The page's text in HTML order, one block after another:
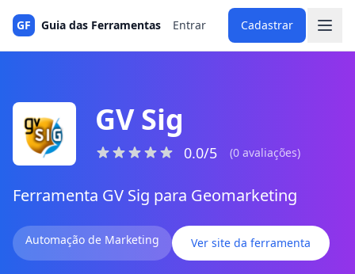
GF Guia das Ferramentas Entrar Cadastrar
GV Sig
0.0/5 (0 avaliações)
Ferramenta GV Sig para Geomarketing
Automação de Marketing Ver site da ferramenta